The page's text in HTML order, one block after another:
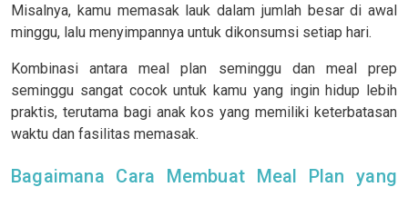
Misalnya, kamu memasak lauk dalam jumlah besar di awal
minggu, lalu menyimpannya untuk dikonsumsi setiap hari.
Kombinasi antara meal plan seminggu dan meal prep
seminggu sangat cocok untuk kamu yang ingin hidup lebih
praktis, terutama bagi anak kos yang memiliki keterbatasan
waktu dan fasilitas memasak.
Bagaimana Cara Membuat Meal Plan yang